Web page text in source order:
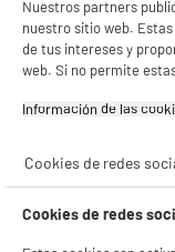
Código del artículo
Nuestros partners
nuestro sitio web.
de tus intereses y
web. Si no permite
Información de las
Cookies de redes
Cookies de redes